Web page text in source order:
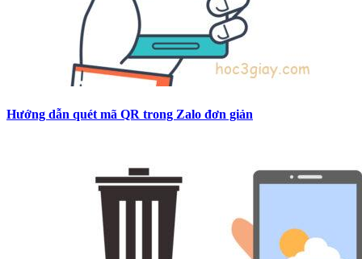
Hướng dẫn quét mã QR trong Zalo đơn giản